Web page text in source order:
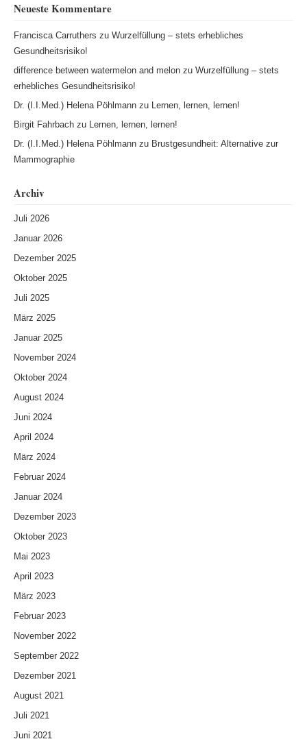
Neueste Kommentare
Francisca Carruthers zu Wurzelfüllung – stets erhebliches
Gesundheitsrisiko!
difference between watermelon and melonzu Wurzelfüllung – stets
erhebliches Gesundheitsrisiko!
Dr. (I.I.Med.) Helena Pöhlmannzu Lernen, lernen, lernen!
Birgit Fahrbachzu Lernen, lernen, lernen!
Dr. (I.I.Med.) Helena Pöhlmannzu Brustgesundheit: Alternative zur
Mammographie
Archiv
Juli 2026
Januar 2026
Dezember 2025
Oktober 2025
Juli 2025
März 2025
Januar 2025
November 2024
Oktober 2024
August 2024
Juni 2024
April 2024
März 2024
Februar 2024
Januar 2024
Dezember 2023
Oktober 2023
Mai 2023
April 2023
März 2023
Februar 2023
November 2022
September 2022
Dezember 2021
August 2021
Juli 2021
Juni 2021